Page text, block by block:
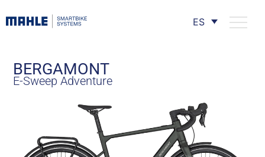
ES
BERGAMONT
E-Sweep Adventure